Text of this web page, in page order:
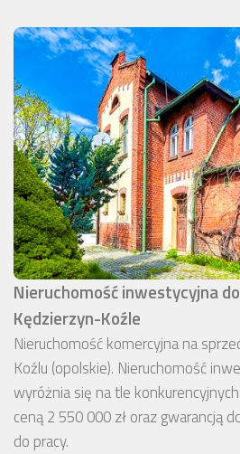
Nieruchomość inwestycyjna
Kędzierzyn-Koźle
Nieruchomość komercyjna na
Koźlu (opolskie). Nieruchomość
wyróżnia się na tle
ceną 2 550 000 zł oraz gwarancją
do pracy.